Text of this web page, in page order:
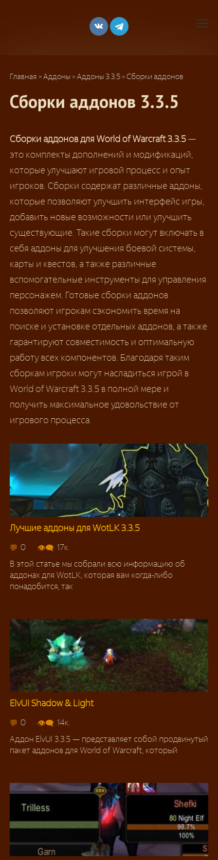
Главная »Аддоны »Аддоны 3.3.5 »Сборки аддонов
Сборки аддонов 3.3.5
Сборки аддонов для World of Warcraft 3.3.5 —
это комплекты дополнений и модификаций,
которые улучшают игровой процесс и опыт
игроков. Сборки содержат различные аддоны,
которые позволяют улучшить интерфейс игры,
добавить новые возможности или улучшить
существующие. Такие сборки могут включать в
себя аддоны для улучшения боевой системы,
карты и квестов, а также различные
вспомогательные инструменты для управления
персонажем. Готовые сборки аддонов
позволяют игрокам сэкономить время на
поиске и установке отдельных аддонов, а также
гарантируют совместимость и оптимальную
работу всех компонентов. Благодаря таким
сборкам игроки могут насладиться игрой в
World of Warcraft 3.3.5 в полной мере и
получить максимальное удовольствие от
игрового процесса.
Лучшие аддоны для WotLK 3.3.5
0
17к.
В этой статье мы собрали всю информацию об
аддонах для WotLK, которая вам когда-либо
понадобится, так
ElvUI Shadow & Light
0
14к.
Аддон ElvUI 3.3.5 — представляет собой продвинутый
пакет аддонов для World of Warcraft, который